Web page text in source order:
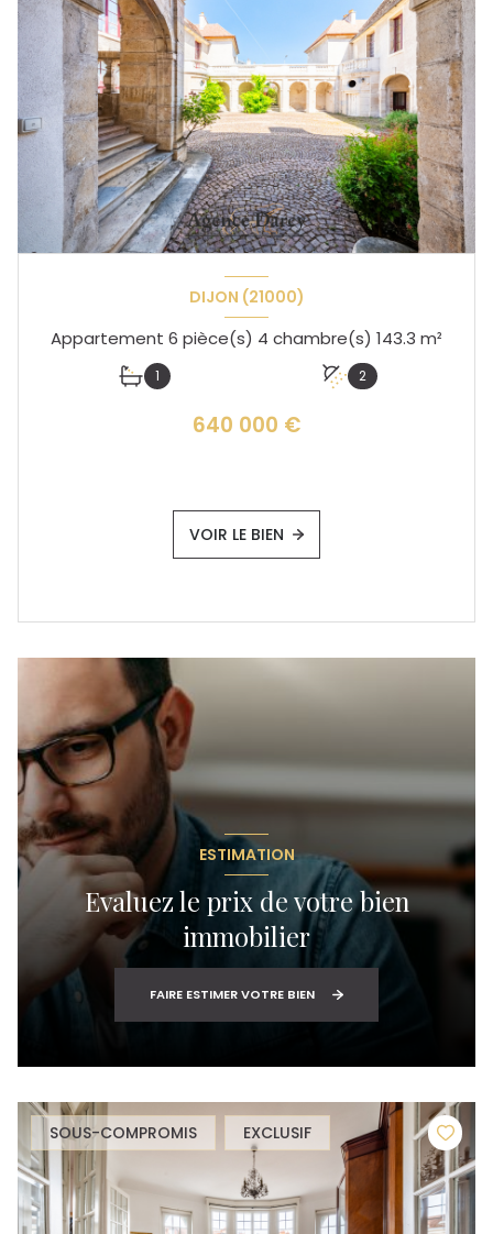
DIJON (21000)
Appartement 6 pièce(s) 4 chambre(s) 143.3 m²
1 2
640 000 €
VOIR LE BIEN
ESTIMATION
Evaluez le prix de votre bien
immobilier
FAIRE ESTIMER VOTRE BIEN
SOUS-COMPROMIS EXCLUSIF